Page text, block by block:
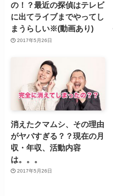
の！？最近の探偵はテレビ
に出てライブまでやってし
まうらしい※(動画あり)
2017年5月26日
消えたクマムシ、その理由
がヤバすぎる？？現在の月
収・年収、活動内容
は。。。
2017年5月26日